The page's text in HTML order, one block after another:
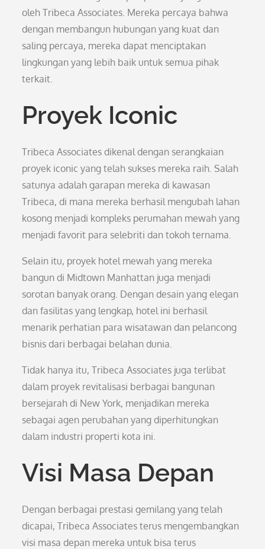
oleh Tribeca Associates. Mereka percaya bahwa
dengan membangun hubungan yang kuat dan
saling percaya, mereka dapat menciptakan
lingkungan yang lebih baik untuk semua pihak
terkait.
Proyek Iconic
Tribeca Associates dikenal dengan serangkaian
proyek iconic yang telah sukses mereka raih. Salah
satunya adalah garapan mereka di kawasan
Tribeca, di mana mereka berhasil mengubah lahan
kosong menjadi kompleks perumahan mewah yang
menjadi favorit para selebriti dan tokoh ternama.
Selain itu, proyek hotel mewah yang mereka
bangun di Midtown Manhattan juga menjadi
sorotan banyak orang. Dengan desain yang elegan
dan fasilitas yang lengkap, hotel ini berhasil
menarik perhatian para wisatawan dan pelancong
bisnis dari berbagai belahan dunia.
Tidak hanya itu, Tribeca Associates juga terlibat
dalam proyek revitalisasi berbagai bangunan
bersejarah di New York, menjadikan mereka
sebagai agen perubahan yang diperhitungkan
dalam industri properti kota ini.
Visi Masa Depan
Dengan berbagai prestasi gemilang yang telah
dicapai, Tribeca Associates terus mengembangkan
visi masa depan mereka untuk bisa terus